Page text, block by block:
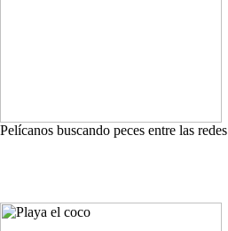
Pelícanos buscando peces entre las redes